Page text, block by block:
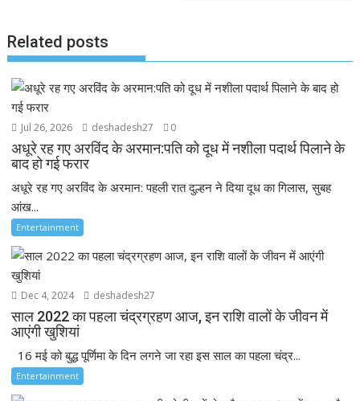
Related posts
Jul 26, 2026 deshadesh27 0
अधूरे रह गए अरविंद के अरमान:पति को दूध में नशीला पदार्थ पिलाने के
बाद हो गई फरार
अधूरे रह गए अरविंद के अरमान: पहली रात दुल्हन ने दिया दूध का गिलास, सुबह
आंख...
Entertainment
Dec 4, 2024 deshadesh27
साल 2022 का पहला चंद्रग्रहण आज, इन राशि वालों के जीवन में
आएंगी खुशियां
16 मई को बुद्ध पूर्णिमा के दिन लगने जा रहा इस साल का पहला चंद्र...
Entertainment